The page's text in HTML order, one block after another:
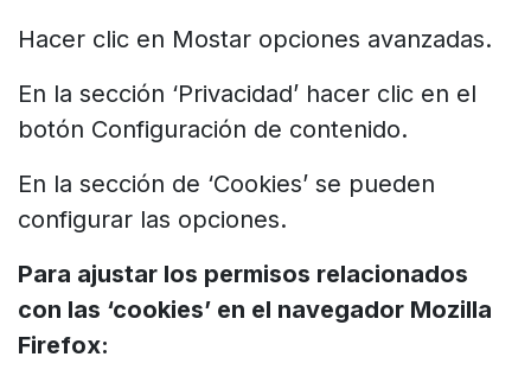
Hacer clic en Mostar opciones avanzadas.
En la sección ‘Privacidad’ hacer clic en el
botón Configuración de contenido.
En la sección de ‘Cookies’ se pueden
configurar las opciones.
Para ajustar los permisos relacionados
con las ‘cookies’ en el navegador Mozilla
Firefox: